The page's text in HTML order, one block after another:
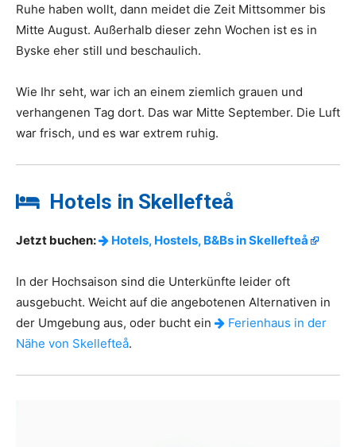
Ruhe haben wollt, dann meidet die Zeit Mittsommer bis
Mitte August. Außerhalb dieser zehn Wochen ist es in
Byske eher still und beschaulich.
Wie Ihr seht, war ich an einem ziemlich grauen und
verhangenen Tag dort. Das war Mitte September. Die Luft
war frisch, und es war extrem ruhig.
Hotels in Skellefteå
Jetzt buchen: Hotels, Hostels, B&Bs in Skellefteå
In der Hochsaison sind die Unterkünfte leider oft
ausgebucht. Weicht auf die angebotenen Alternativen in
der Umgebung aus, oder bucht ein
Ferienhaus in der
Nähe von Skellefteå.